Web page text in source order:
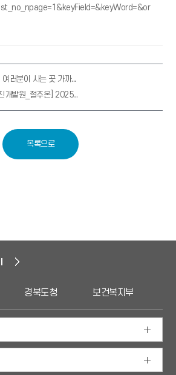
여러분이 사는 곳 가까...
개발원_절주온] 2025...
목록으로
건복지부 경북행복지도